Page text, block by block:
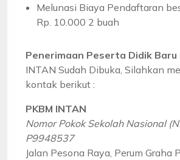
Melunasi Biaya Pendaftaran
Rp. 10.000 2 buah
Penerimaan Peserta Didik Baru
INTAN Sudah Dibuka, Silahkan
kontak berikut :
PKBM INTAN
Nomor Pokok Sekolah Nasional
P9948537
Jalan Pesona Raya, Perum Graha